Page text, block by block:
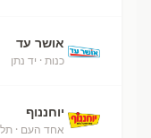
אושר עד
כנות · יד נתן
יוחננוף
אחד העם ·